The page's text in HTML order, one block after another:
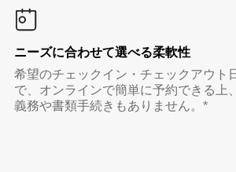
ニーズに合わせて選べる柔軟性
希望のチェックイン・チェックアウト
で、オンラインで簡単に予約できる上
義務や書類手続きもありません。*